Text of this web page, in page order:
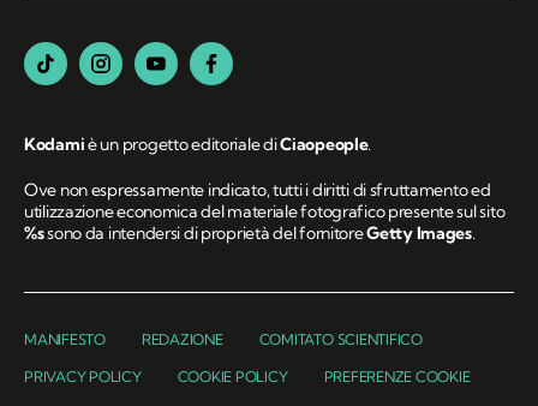
Kodamiè un progetto editoriale diCiaopeople.
Ove non espressamente indicato, tutti i diritti di sfruttamento ed
utilizzazione economica del materiale fotografico presente sul sito
%ssono da intendersi di proprietà del fornitoreGetty Images.
MANIFESTO REDAZIONE COMITATO SCIENTIFICO
PRIVACY POLICY COOKIE POLICY PREFERENZE COOKIE